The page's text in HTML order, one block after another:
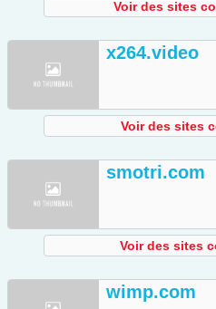
Voir des sites
x264.video
Voir des sites
smotri.com
Voir des sites
wimp.com